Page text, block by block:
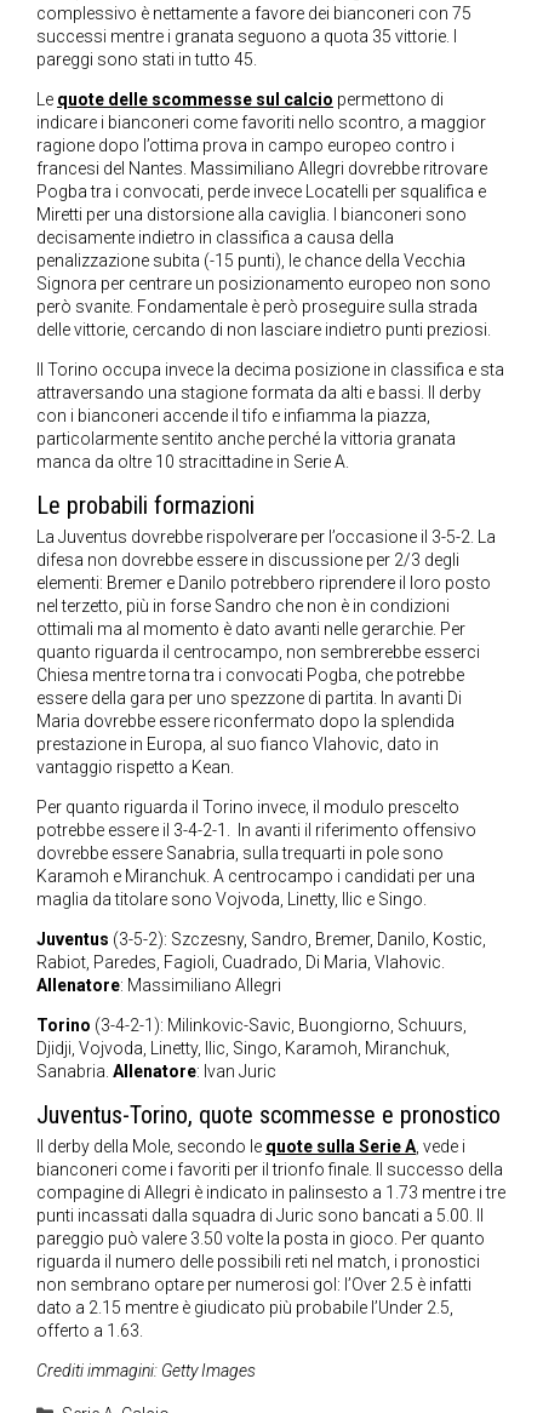
complessivo è nettamente a favore dei bianconeri con 75
successi mentre i granata seguono a quota 35 vittorie. I
pareggi sono stati in tutto 45.
Le quote delle scommesse sul calcio permettono di
indicare i bianconeri come favoriti nello scontro, a maggior
ragione dopo l’ottima prova in campo europeo contro i
francesi del Nantes. Massimiliano Allegri dovrebbe ritrovare
Pogba tra i convocati, perde invece Locatelli per squalifica e
Miretti per una distorsione alla caviglia. I bianconeri sono
decisamente indietro in classifica a causa della
penalizzazione subita (-15 punti), le chance della Vecchia
Signora per centrare un posizionamento europeo non sono
però svanite. Fondamentale è però proseguire sulla strada
delle vittorie, cercando di non lasciare indietro punti preziosi.
Il Torino occupa invece la decima posizione in classifica e sta
attraversando una stagione formata da alti e bassi. Il derby
con i bianconeri accende il tifo e infiamma la piazza,
particolarmente sentito anche perché la vittoria granata
manca da oltre 10 stracittadine in Serie A.
Le probabili formazioni
La Juventus dovrebbe rispolverare per l’occasione il 3-5-2. La
difesa non dovrebbe essere in discussione per 2/3 degli
elementi: Bremer e Danilo potrebbero riprendere il loro posto
nel terzetto, più in forse Sandro che non è in condizioni
ottimali ma al momento è dato avanti nelle gerarchie. Per
quanto riguarda il centrocampo, non sembrerebbe esserci
Chiesa mentre torna tra i convocati Pogba, che potrebbe
essere della gara per uno spezzone di partita. In avanti Di
Maria dovrebbe essere riconfermato dopo la splendida
prestazione in Europa, al suo fianco Vlahovic, dato in
vantaggio rispetto a Kean.
Per quanto riguarda il Torino invece, il modulo prescelto
potrebbe essere il 3-4-2-1. In avanti il riferimento offensivo
dovrebbe essere Sanabria, sulla trequarti in pole sono
Karamoh e Miranchuk. A centrocampo i candidati per una
maglia da titolare sono Vojvoda, Linetty, Ilic e Singo.
Juventus (3-5-2): Szczesny, Sandro, Bremer, Danilo, Kostic,
Rabiot, Paredes, Fagioli, Cuadrado, Di Maria, Vlahovic.
Allenatore: Massimiliano Allegri
Torino (3-4-2-1): Milinkovic-Savic, Buongiorno, Schuurs,
Djidji, Vojvoda, Linetty, Ilic, Singo, Karamoh, Miranchuk,
Sanabria. Allenatore: Ivan Juric
Juventus-Torino, quote scommesse e pronostico
Il derby della Mole, secondo le quote sulla Serie A, vede i
bianconeri come i favoriti per il trionfo finale. Il successo della
compagine di Allegri è indicato in palinsesto a 1.73 mentre i tre
punti incassati dalla squadra di Juric sono bancati a 5.00. Il
pareggio può valere 3.50 volte la posta in gioco. Per quanto
riguarda il numero delle possibili reti nel match, i pronostici
non sembrano optare per numerosi gol: l’Over 2.5 è infatti
dato a 2.15 mentre è giudicato più probabile l’Under 2.5,
offerto a 1.63.
Crediti immagini: Getty Images